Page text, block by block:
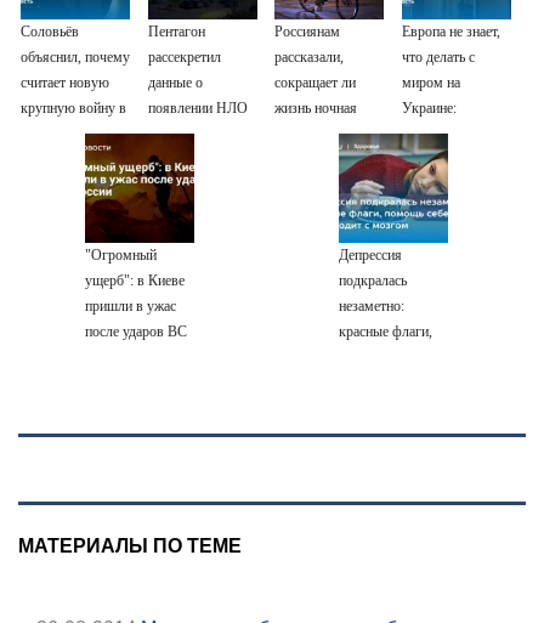
Соловьёв
объяснил, почему
считает новую
крупную войну в
неизбежной
Пентагон
рассекретил
данные о
появлении НЛО
на Ближнем
Востоке
Россиянам
рассказали,
сокращает ли
жизнь ночная
Европа не знает,
что делать с
миром на
Украине:
остановка боев
грозит для нее
хаосом
"Огромный
ущерб": в Киеве
пришли в ужас
после ударов ВС
Депрессия
подкралась
незаметно:
красные флаги,
МАТЕРИАЛЫ ПО ТЕМЕ